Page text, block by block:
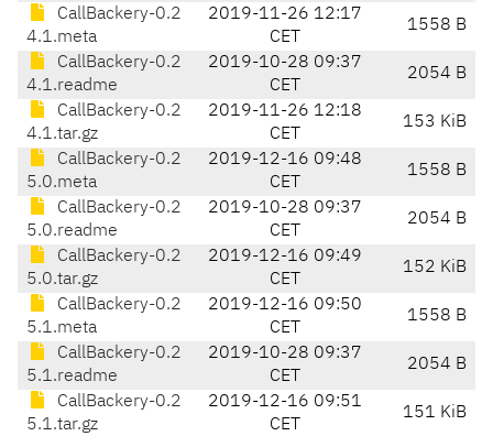
CallBackery-0.2
4.1.meta
2019-11-26 12:17
CET
1558 B
CallBackery-0.2
4.1.readme
2019-10-28 09:37
CET
2054 B
CallBackery-0.2
4.1.tar.gz
2019-11-26 12:18
CET
153 KiB
CallBackery-0.2
5.0.meta
2019-12-16 09:48
CET
1558 B
CallBackery-0.2
5.0.readme
2019-10-28 09:37
CET
2054 B
CallBackery-0.2
5.0.tar.gz
2019-12-16 09:49
CET
152 KiB
CallBackery-0.2
5.1.meta
2019-12-16 09:50
CET
1558 B
CallBackery-0.2
5.1.readme
2019-10-28 09:37
CET
2054 B
CallBackery-0.2
5.1.tar.gz
2019-12-16 09:51
CET
151 KiB